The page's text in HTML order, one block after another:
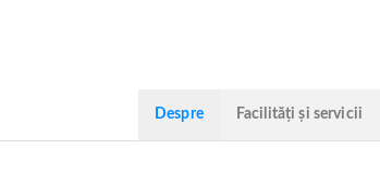
Despre Facilități și servicii